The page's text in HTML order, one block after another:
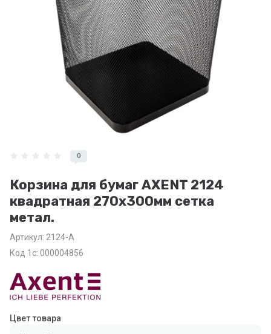
0
Корзина для бумаг AXENT 2124
квадратная 270x300мм сетка
метал.
Артикул: 2124-A
Код 1с: 000004856
Цвет товара